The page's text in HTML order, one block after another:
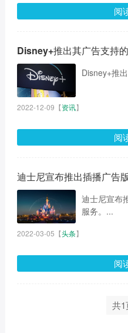
阅
Disney+推出其广告支持
Disney+推
2022-12-09 【资讯】
阅
迪士尼宣布推出插播广告
迪士尼宣布
服务。...
2022-03-05 【头条】
阅
共1